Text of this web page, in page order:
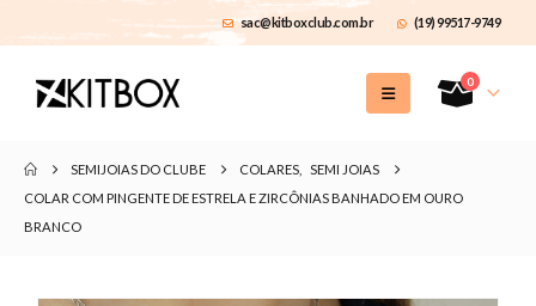
sac@kitboxclub.com.br (19) 99517-9749
0
SEMIJOIAS DO CLUBE COLARES
SEMI JOIAS
COLAR COM PINGENTE DE ESTRELA E ZIRCÔNIAS BANHADO EM OURO
BRANCO